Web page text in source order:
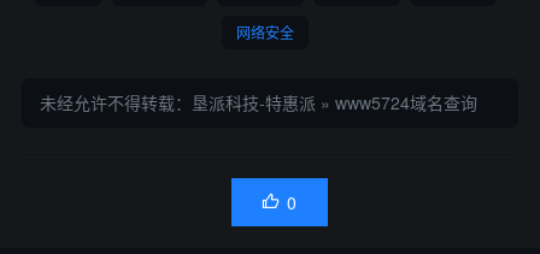
网络安全
未经允许不得转载： 垦派科技-特惠派 » www5724域名查询
 0